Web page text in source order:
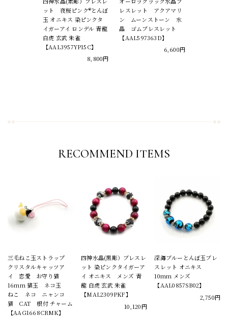
ット 夜桜ピンク®とんぼ
玉 オニキス 染ピンクタ
イガーアイ ロンデル 青龍
白虎 玄武 朱雀
【AAL3957YP15C】
8,800円
レスレット アクアマリ
ン ムーンストーン 水
晶 ゴムブレスレット
【AAL597363D】
6,600円
RECOMMEND ITEMS
三毛ねこ玉ストラップ
クリスタルキャッツア
イ 恋愛 お守り猫
16mm 猫玉 ネコ玉
ねこ ネコ ニャンコ
猫 CAT 根付 チャーム
【AAG1668CRMK】
四神水晶(黒彫）ブレスレ
ット 染ピンクタイガーア
イ オニキス メンズ 青
龍 白虎 玄武 朱雀
【MAL2309PKF】
10,120円
深海ブルーとんぼ玉ブレ
スレット オニキス
10mm メンズ
【AAL0857SB02】
2,750円